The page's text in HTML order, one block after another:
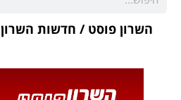
השרון פוסט / חדשות השרון